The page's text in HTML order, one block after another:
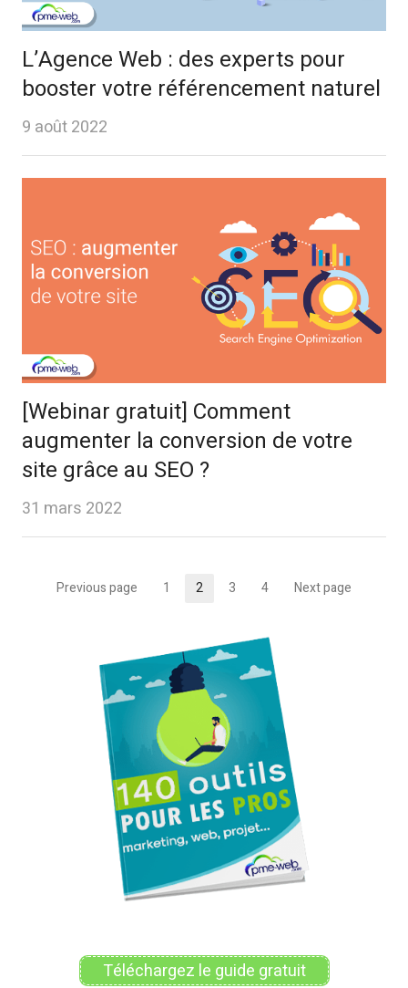
L’Agence Web : des experts pour
booster votre référencement naturel
9 août 2022
[Webinar gratuit] Comment
augmenter la conversion de votre
site grâce au SEO ?
31 mars 2022
Pagination
publications
Previous page Page
1 Page
2 Page
3 Page
4 Next page
Téléchargez le guide gratuit